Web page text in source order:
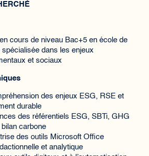
cours de niveau Bac+5 en école de
dans les enjeux
et sociaux
des enjeux ESG, RSE et
durable
des référentiels ESG, SBTi, GHG
carbone
des outils Microsoft Office
et analytique